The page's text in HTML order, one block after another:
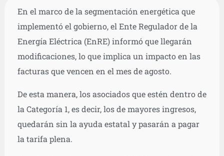
En el marco de la segmentación energética que
implementó el gobierno, el Ente Regulador de la
Energía Eléctrica (EnRE) informó que llegarán
modificaciones, lo que implica un impacto en las
facturas que vencen en el mes de agosto.
De esta manera, los asociados que estén dentro de
la Categoría 1, es decir, los de mayores ingresos,
quedarán sin la ayuda estatal y pasarán a pagar
la tarifa plena.